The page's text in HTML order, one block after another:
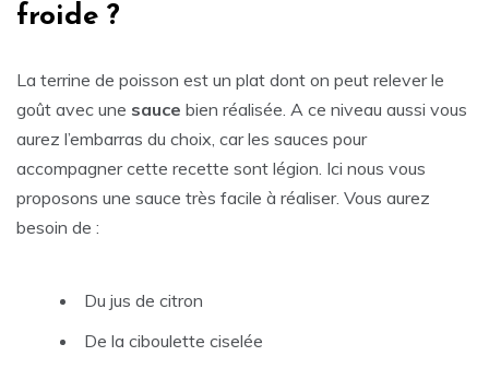
froide ?
La terrine de poisson est un plat dont on peut relever le
goût avec une sauce bien réalisée. A ce niveau aussi vous
aurez l’embarras du choix, car les sauces pour
accompagner cette recette sont légion. Ici nous vous
proposons une sauce très facile à réaliser. Vous aurez
besoin de :
Du jus de citron
De la ciboulette ciselée